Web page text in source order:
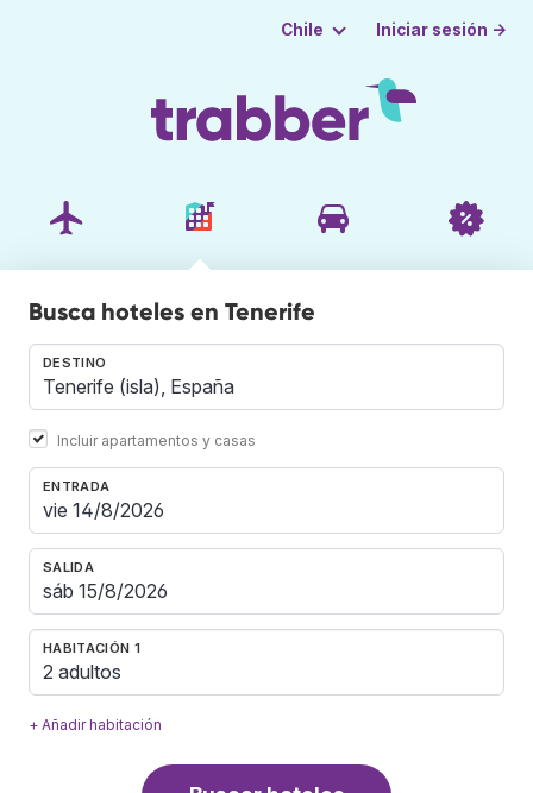
Chile Iniciar sesión →
Busca hoteles en Tenerife
DESTINO
Incluir apartamentos y casas
ENTRADA
SALIDA
HABITACIÓN 1
2 adultos
+ Añadir habitación